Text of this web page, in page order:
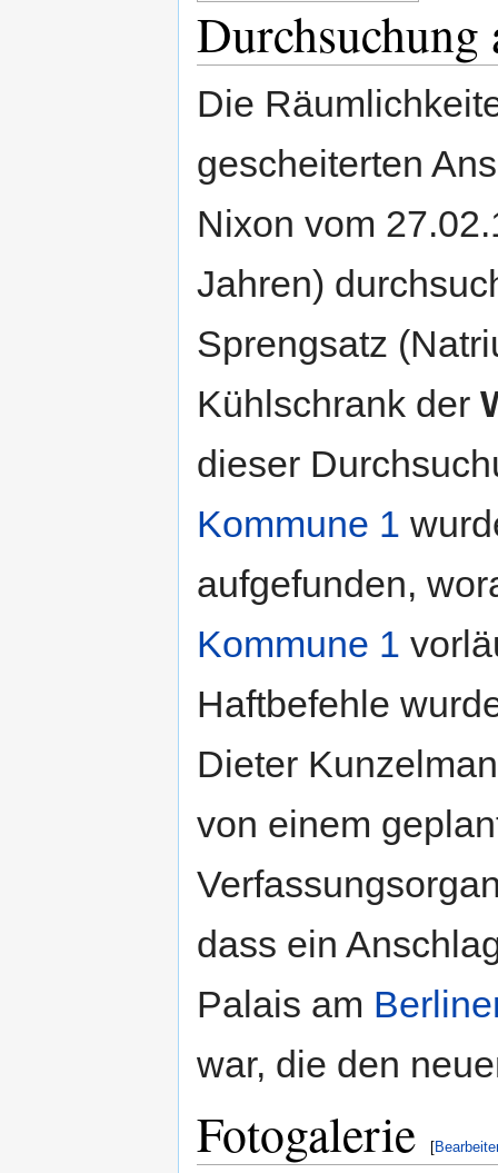
Durchsuchung
Die
gescheiterten
Nixon vom
Jahren)
Sprengsatz
Kühlschrank der
dieser
Kommune 1
aufgefunden,
Kommune 1
Haftbefehle
Dieter
von einem
dass ein
Palais am
war, die den
Fotogalerie [